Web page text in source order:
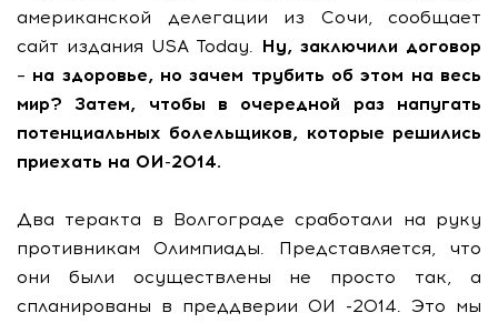
американской делегации из Сочи, сообщает
сайт издания USA Today. Ну, заключили договор
– на здоровье, но зачем трубить об этом на весь
мир? Затем, чтобы в очередной раз напугать
потенциальных болельщиков, которые решились
приехать на ОИ-2014.
Два теракта в Волгограде сработали на руку
противникам Олимпиады. Представляется, что
они были осуществлены не просто так, а
спланированы в преддверии ОИ -2014. Это мы